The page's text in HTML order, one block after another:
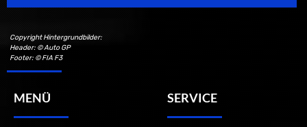
Copyright Hintergrundbilder:
Header: © Auto GP
Footer: © FIA F3
MENÜ SERVICE